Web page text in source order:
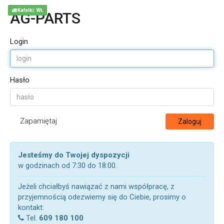
AG-PARTS
Login
Hasło
Zapamiętaj Zaloguj
Jesteśmy do Twojej dyspozycji
w godzinach od 7:30 do 18:00.
Jeżeli chciałbyś nawiązać z nami współpracę, z
przyjemnością odezwiemy się do Ciebie, prosimy o
kontakt:
Tel. 609 180 100
Kafelki: WŁ